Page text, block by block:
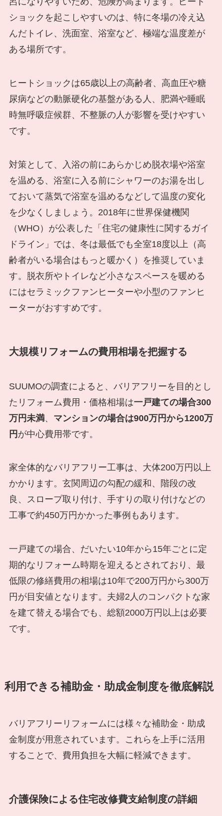
ショックを起こしやすいのは、特に冬場の冷え込
んだトイレ、洗面室、浴室など、極端な温度差が
ある場所です。
ヒートショックは65歳以上の高齢者、高血圧や糖
尿病などの動脈硬化の基盤がある人、肥満や睡眠
時無呼吸症候群、不整脈の人が影響を受けやすい
です。
対策として、入浴の前にあらかじめ脱衣場や浴室
を温める、浴室に入る前にシャワーのお湯を出し
ておいて蒸気で浴室を温めるなどして温度の変化
を少なくしましょう。2018年に世界保健機関
（WHO）が公表した「住宅の健康性に関するガイ
ドライン」では、冬は最低でも全室18度以上（高
齢者がいる場合はもっと暖かく）を推奨していま
す。脱衣所やトイレなど小さなスペースを暖める
にはセラミックファンヒーターや小型のファンヒ
ーターがおすすめです。
大規模リフォームの費用相場を把握する
SUUMOの調査によると、バリアフリーを目的とし
たリフォーム費用・価格相場は一戸建ての場合300
万円未満、 マンションの場合は900万円から1200万
円 が中心費用帯です。
家全体的なバリアフリー工事は、大体200万円以上
かかります。玄関周辺の勾配の緩和、階段の改
良、スロープ取り付け、手すりの取り付けなどの
工事で約450万円かかった事例もあります。
一戸建ての場合、だいたい10年から15年ごとに定
期的なリフォーム時期を迎えるとされており、最
低限の修繕費用の相場は10年で200万円から300万
円が目安値となります。夫婦2人のコンパクトな家
を建て替える場合でも、総額2000万円以上は必要
です。
利用できる補助金・助成金制度を徹底解説
バリアフリーリフォームには様々な補助金・助成
金制度が用意されています。これらを上手に活用
することで、費用負担を大幅に軽減できます。
介護保険による住宅改修費支給制度の詳細